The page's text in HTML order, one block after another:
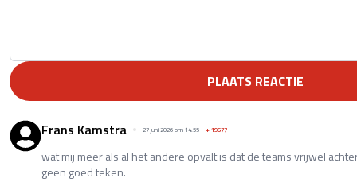
PLAATS REACTIE
Frans Kamstra 27 juni 2026 om 14:55 +19677
wat mij meer als al het andere opvalt is dat de teams vrijwel
geen goed teken.